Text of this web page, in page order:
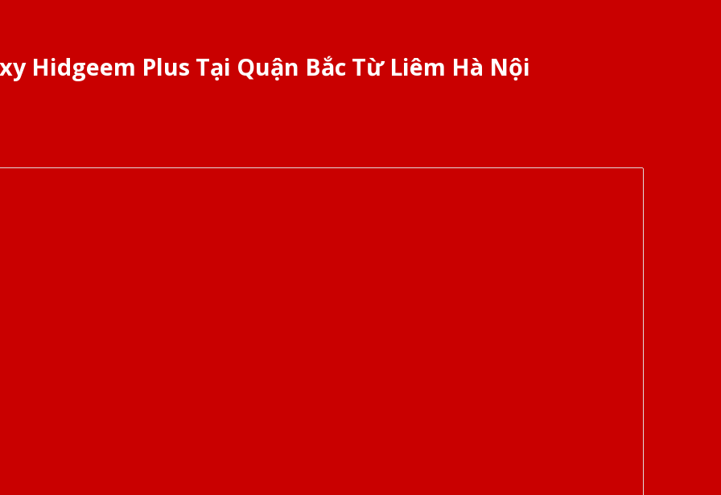
Hidgeem Plus Tại Quận Bắc Từ Liêm Hà Nội